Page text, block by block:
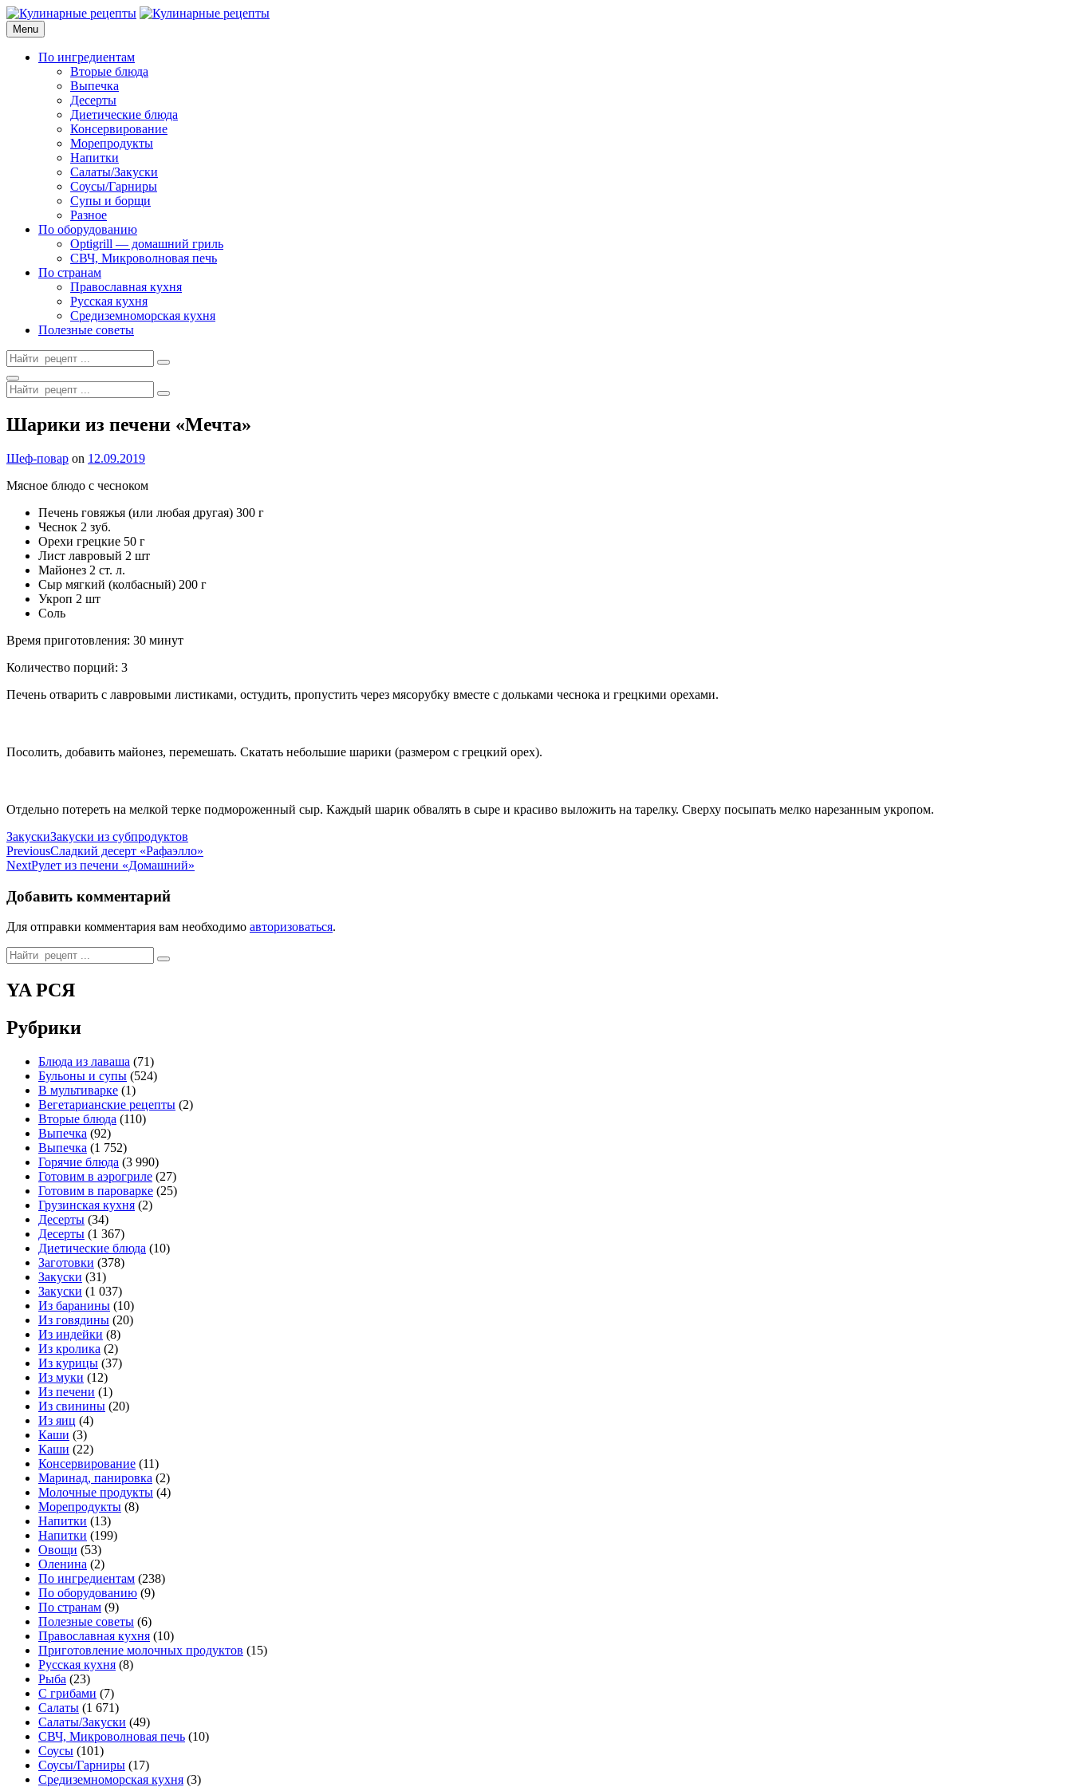
Skip
to
content
Кулинарные рецепты
для домашнего приготовления
Menu
По ингредиентам
Вторые блюда
Выпечка
Десерты
Диетические блюда
Консервирование
Морепродукты
Напитки
Салаты/Закуски
Соусы/Гарниры
Супы и борщи
Разное
По оборудованию
Optigrill — домашний гриль
СВЧ, Микроволновая печь
По странам
Православная кухня
Русская кухня
Средиземноморская кухня
Полезные советы
Search
for:
Search
Search
for:
Site
Overlay
Шарики из печени «Мечта»
By
Шеф-повар on 12.09.2019
Мясное блюдо с чесноком
Печень говяжья (или любая другая) 300 г
Чеснок 2 зуб.
Орехи грецкие 50 г
Лист лавровый 2 шт
Майонез 2 ст. л.
Сыр мягкий (колбасный) 200 г
Укроп 2 шт
Соль
Время приготовления: 30 минут
Количество порций: 3
Печень отварить с лавровыми листиками, остудить, пропустить через мясорубку вместе с дольками чеснока и грецкими орехами.
Посолить, добавить майонез, перемешать. Скатать небольшие шарики (размером с грецкий орех).
Отдельно потереть на мелкой терке подмороженный сыр. Каждый шарик обвалять в сыре и красиво выложить на тарелку. Сверху посыпать мелко нарезанным укропом.
Categories
ЗакускиTags
Закуски из субпродуктов
Навигация
по
записям
PreviousСладкий десерт «Рафаэлло»
NextРулет из печени «Домашний»
Добавить комментарий
Для отправки комментария вам необходимо авторизоваться.
Search
for:
YA РСЯ
Рубрики
Блюда из лаваша (71)
Бульоны и супы (524)
В мультиварке (1)
Вегетарианские рецепты (2)
Вторые блюда (110)
Выпечка (92)
Выпечка (1 752)
Горячие блюда (3 990)
Готовим в аэрогриле (27)
Готовим в пароварке (25)
Грузинская кухня (2)
Десерты (34)
Десерты (1 367)
Диетические блюда (10)
Заготовки (378)
Закуски (31)
Закуски (1 037)
Из баранины (10)
Из говядины (20)
Из индейки (8)
Из кролика (2)
Из курицы (37)
Из муки (12)
Из печени (1)
Из свинины (20)
Из яиц (4)
Каши (3)
Каши (22)
Консервирование (11)
Маринад, панировка (2)
Молочные продукты (4)
Морепродукты (8)
Напитки (13)
Напитки (199)
Овощи (53)
Оленина (2)
По ингредиентам (238)
По оборудованию (9)
По странам (9)
Полезные советы (6)
Православная кухня (10)
Приготовление молочных продуктов (15)
Русская кухня (8)
Рыба (23)
С грибами (7)
Салаты (1 671)
Салаты/Закуски (49)
СВЧ, Микроволновая печь (10)
Соусы (101)
Соусы/Гарниры (17)
Средиземноморская кухня (3)